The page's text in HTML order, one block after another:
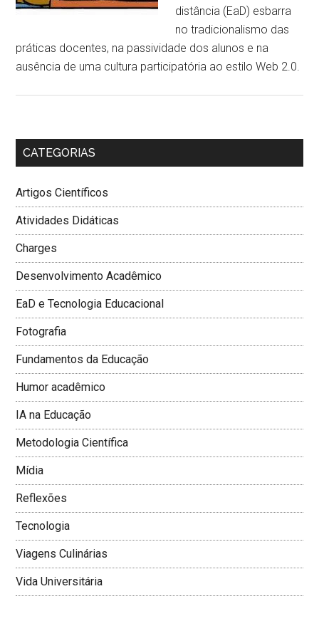
distância (EaD) esbarra
no tradicionalismo das
práticas docentes, na passividade dos alunos e na
ausência de uma cultura participatória ao estilo Web 2.0.
CATEGORIAS
Artigos Científicos
Atividades Didáticas
Charges
Desenvolvimento Acadêmico
EaD e Tecnologia Educacional
Fotografia
Fundamentos da Educação
Humor acadêmico
IA na Educação
Metodologia Cientí­fica
Mí­dia
Reflexões
Tecnologia
Viagens Culinárias
Vida Universitária